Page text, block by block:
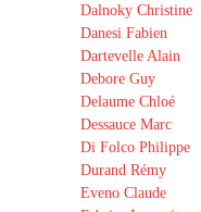
Dalnoky Christine
Danesi Fabien
Dartevelle Alain
Debore Guy
Delaume Chloé
Dessauce Marc
Di Folco Philippe
Durand Rémy
Eveno Claude